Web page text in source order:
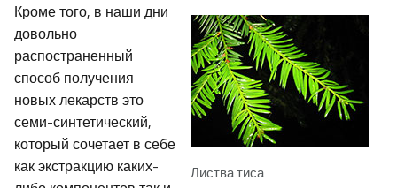
Листва тиса
Кроме того, в наши дни
довольно
распостраненный
способ получения
новых лекарств это
семи-синтетический,
который сочетает в себе
как экстракцию каких-